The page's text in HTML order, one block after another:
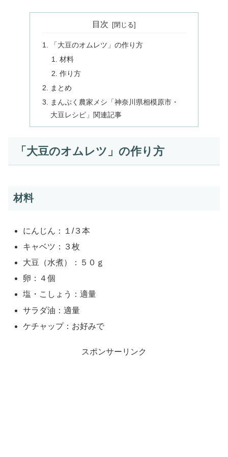
目次
「大豆のオムレツ」の作り方
材料
作り方
まとめ
まんぷく農家メシ「神奈川県相模原市・
大豆レシピ」関連記事
「大豆のオムレツ」の作り方
材料
にんじん：１/３本
キャベツ：３枚
大豆（水煮）：５０ｇ
卵：４個
塩・こしょう：適量
サラダ油：適量
ケチャップ：お好みで
スポンサーリンク